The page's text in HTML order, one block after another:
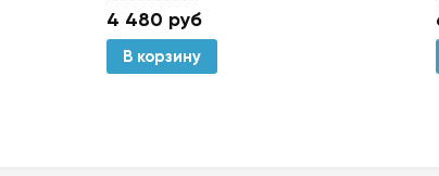
4 480 руб
В корзину